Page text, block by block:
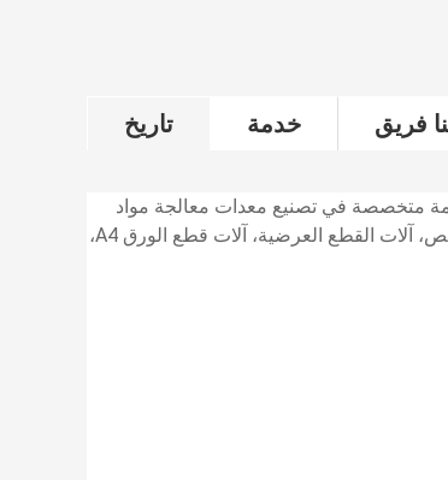
تاريخ خدمة فريق
متخصصة في تصنيع معدات معالجة مواد
الطبول، مع التركيز على الإنتاج والمبيعات،و خدمة آلات القص، آلات القطع العرضية، آلات قطع الورق A4،